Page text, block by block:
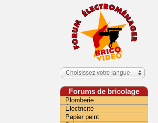
Choisissez votre langue
Forums de bricolage
Plomberie
Électricité
Papier peint